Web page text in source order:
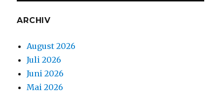
ARCHIV
August 2026
Juli 2026
Juni 2026
Mai 2026